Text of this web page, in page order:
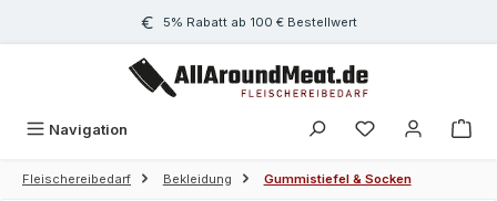
Zum Hauptinhalt springen5% Rabatt ab 100 € Bestellwert
Navigation
Fleischereibedarf Bekleidung Gummistiefel & Socken